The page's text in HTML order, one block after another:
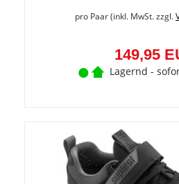
pro Paar (inkl. MwSt. zzgl.
149,95
Lagernd -